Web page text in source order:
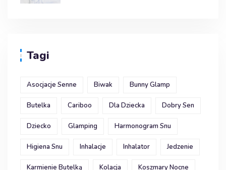
Tagi
Asocjacje Senne Biwak Bunny Glamp
Butelka Cariboo Dla Dziecka Dobry Sen
Dziecko Glamping Harmonogram Snu
Higiena Snu Inhalacje Inhalator Jedzenie
Karmienie Butelką Kolacja Koszmary Nocne